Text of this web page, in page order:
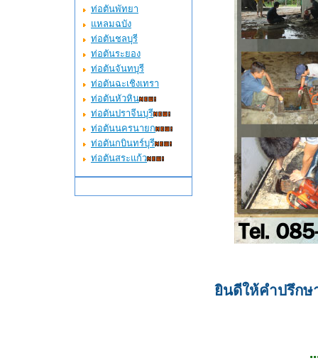
ท่อตันพัทยา
แหลมฉบัง
ท่อตันชลบุรี
ท่อตันระยอง
ท่อตันจันทบุรี
ท่อตันฉะเชิงเทรา
ท่อตันหัวหิน
ท่อตันปราจีนบุรี
ท่อตันนครนายก
ท่อตันกบินทร์บุรี
ท่อตันสระแก้ว
ยินดีให้คำปรึกษ